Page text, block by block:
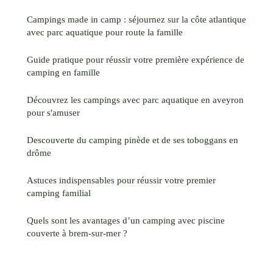
Campings made in camp : séjournez sur la côte atlantique
avec parc aquatique pour route la famille
Guide pratique pour réussir votre première expérience de
camping en famille
Découvrez les campings avec parc aquatique en aveyron
pour s'amuser
Descouverte du camping pinède et de ses toboggans en
drôme
Astuces indispensables pour réussir votre premier
camping familial
Quels sont les avantages d’un camping avec piscine
couverte à brem-sur-mer ?